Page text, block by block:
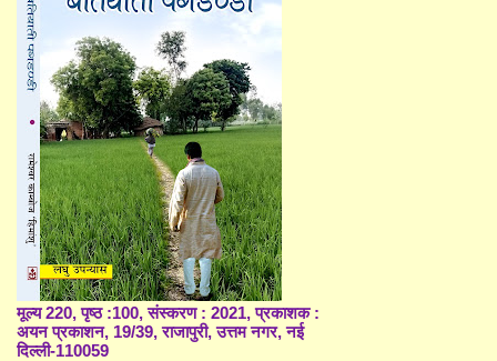
मूल्य 220, पृष्ठ :100, संस्करण : 2021, प्रकाशक :
अयन प्रकाशन, 19/39, राजापुरी, उत्तम नगर, नई
दिल्ली-110059